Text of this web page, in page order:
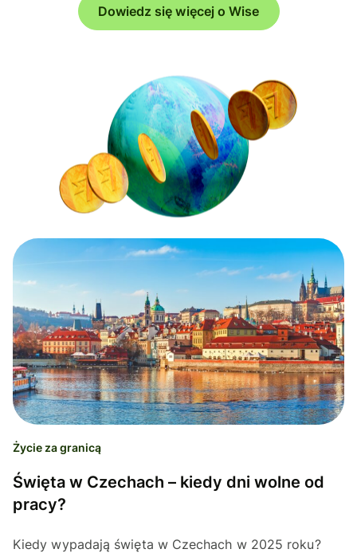
Dowiedz się więcej o Wise
Życie za granicą
Święta w Czechach – kiedy dni wolne od
pracy?
Kiedy wypadają święta w Czechach w 2025 roku?